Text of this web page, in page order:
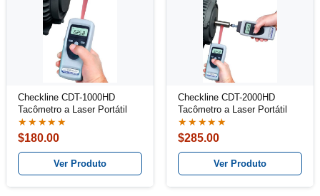
Checkline CDT-1000HD
Tacômetro a Laser Portátil
★★★★★
$180.00
Ver Produto
Checkline CDT-2000HD
Tacômetro a Laser Portátil
★★★★★
$285.00
Ver Produto